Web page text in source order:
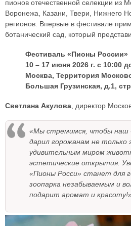
пионов отечественной селекции из
Воронежа, Казани, Твери, Нижнего
регионов. Впервые в фестивале
ботанический сад, который
Фестиваль «Пионы России»
10 – 17 июня 2026 г. с 10:00
Москва, Территория
Большая Грузинская, д.1,
Светлана Акулова , директор
«Мы стремимся, чтобы наш
дарил горожанам не только
удивительным миром
эстетические открытия.
«Пионы Росси» станет для
зоопарка незабываемым и
подарит аромат и